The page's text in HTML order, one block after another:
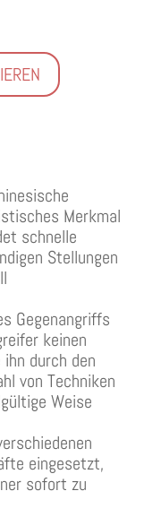
Merkmal
schnelle
Stellungen
Gegenangriffs
keinen
durch den
von Techniken
Weise
eingesetzt,
sofort zu